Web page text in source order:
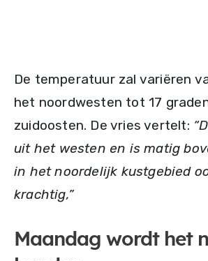
De temperatuur zal variëren
het noordwesten tot 17
zuidoosten. De vries vertelt:
uit het westen en is matig
in het noordelijk kustgebied
krachtig,”
Maandag wordt het